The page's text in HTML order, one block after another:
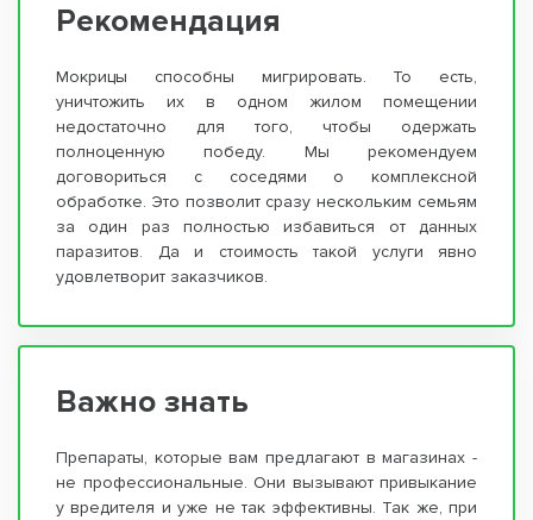
Рекомендация
Мокрицы способны мигрировать. То есть,
уничтожить их в одном жилом помещении
недостаточно для того, чтобы одержать
полноценную победу. Мы рекомендуем
договориться с соседями о комплексной
обработке. Это позволит сразу нескольким семьям
за один раз полностью избавиться от данных
паразитов. Да и стоимость такой услуги явно
удовлетворит заказчиков.
Важно знать
Препараты, которые вам предлагают в магазинах -
не профессиональные. Они вызывают привыкание
у вредителя и уже не так эффективны. Так же, при